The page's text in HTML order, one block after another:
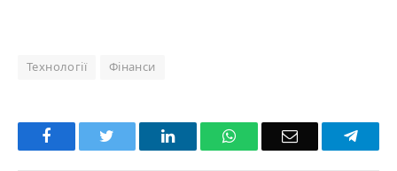
Технології Фінанси
Facebook LinkedInWhatsAppEmail